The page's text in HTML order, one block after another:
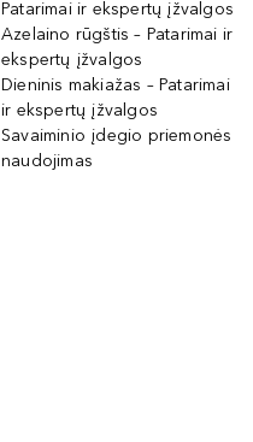
Patarimai ir ekspertų įžvalgos
Azelaino rūgštis – Patarimai ir
ekspertų įžvalgos
Dieninis makiažas – Patarimai
ir ekspertų įžvalgos
Savaiminio įdegio priemonės
naudojimas